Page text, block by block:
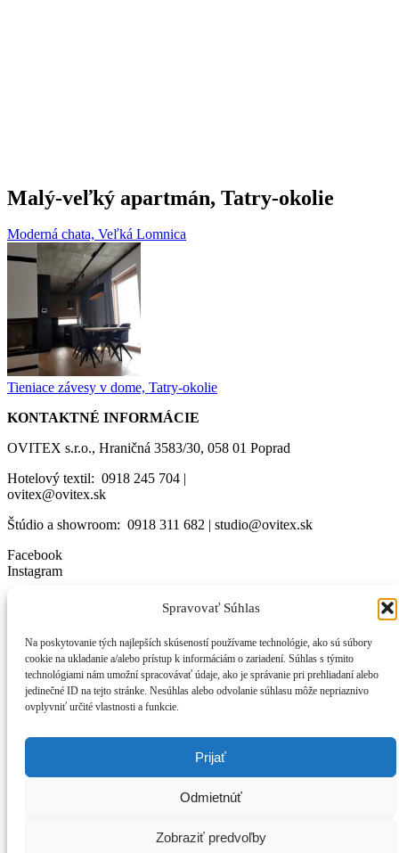
Spravovať Súhlas
Na poskytovanie tých najlepších skúseností používame technológie, ako sú súbory
cookie na ukladanie a/alebo prístup k informáciám o zariadení. Súhlas s týmito
technológiami nám umožní spracovávať údaje, ako je správanie pri prehliadaní alebo
jedinečné ID na tejto stránke. Nesúhlas alebo odvolanie súhlasu môže nepriaznivo
ovplyvniť určité vlastnosti a funkcie.
Prijať
Odmietnúť
Zobraziť predvoľby
Malý-veľký apartmán, Tatry-okolie
Moderná chata, Veľká Lomnica
Tieniace závesy v dome, Tatry-okolie
KONTAKTNÉ INFORMÁCIE
OVITEX s.r.o., Hraničná 3583/30, 058 01 Poprad
Hotelový textil: 0918 245 704 |
ovitex@ovitex.sk
Štúdio a showroom: 0918 311 682 | studio@ovitex.sk
Facebook
Instagram
Po-Pia: od 7:30 – 16:00
Je potrebné si vždy telefonicky dohodnúť osobné stretnutie.
INFORMÁCIE
Cookies
Ochrana osobných údajov